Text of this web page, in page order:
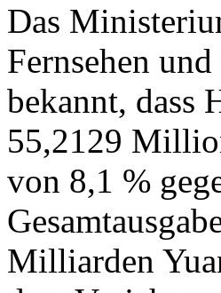
Das
Fernsehen
bekannt, dass
55,2129
von 8,1 %
Milliarden